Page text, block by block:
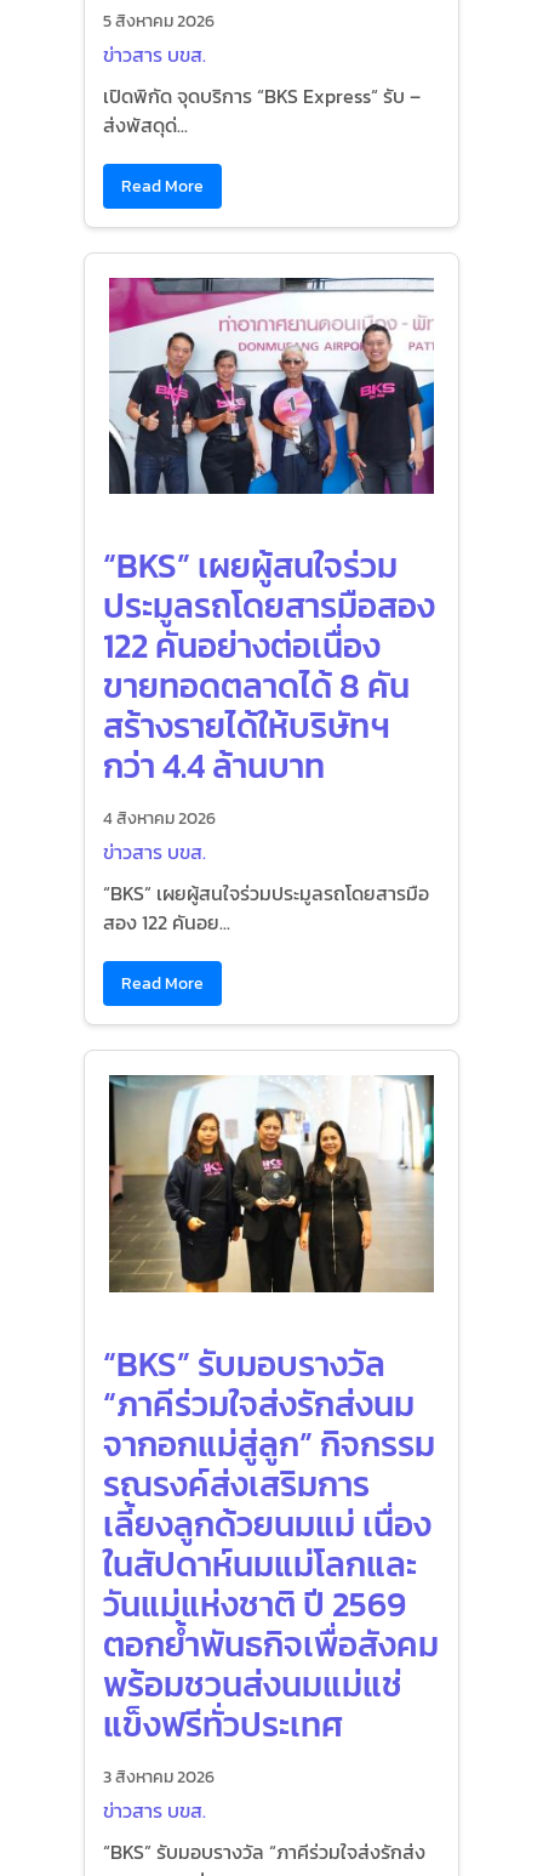
5 สิงหาคม 2026
ข่าวสาร บขส.
เปิดพิกัด จุดบริการ “BKS Express“ รับ –
ส่งพัสดุด่...
Read More
“BKS” เผยผู้สนใจร่วม
ประมูลรถโดยสารมือสอง
122 คันอย่างต่อเนื่อง
ขายทอดตลาดได้ 8 คัน
สร้างรายได้ให้บริษัทฯ
กว่า 4.4 ล้านบาท
4 สิงหาคม 2026
ข่าวสาร บขส.
“BKS” เผยผู้สนใจร่วมประมูลรถโดยสารมือ
สอง 122 คันอย...
Read More
“BKS” รับมอบรางวัล
“ภาคีร่วมใจส่งรักส่งนม
จากอกแม่สู่ลูก” กิจกรรม
รณรงค์ส่งเสริมการ
เลี้ยงลูกด้วยนมแม่ เนื่อง
ในสัปดาห์นมแม่โลกและ
วันแม่แห่งชาติ ปี 2569
ตอกย้ำพันธกิจเพื่อสังคม
พร้อมชวนส่งนมแม่แช่
แข็งฟรีทั่วประเทศ
3 สิงหาคม 2026
ข่าวสาร บขส.
“BKS” รับมอบรางวัล “ภาคีร่วมใจส่งรักส่ง